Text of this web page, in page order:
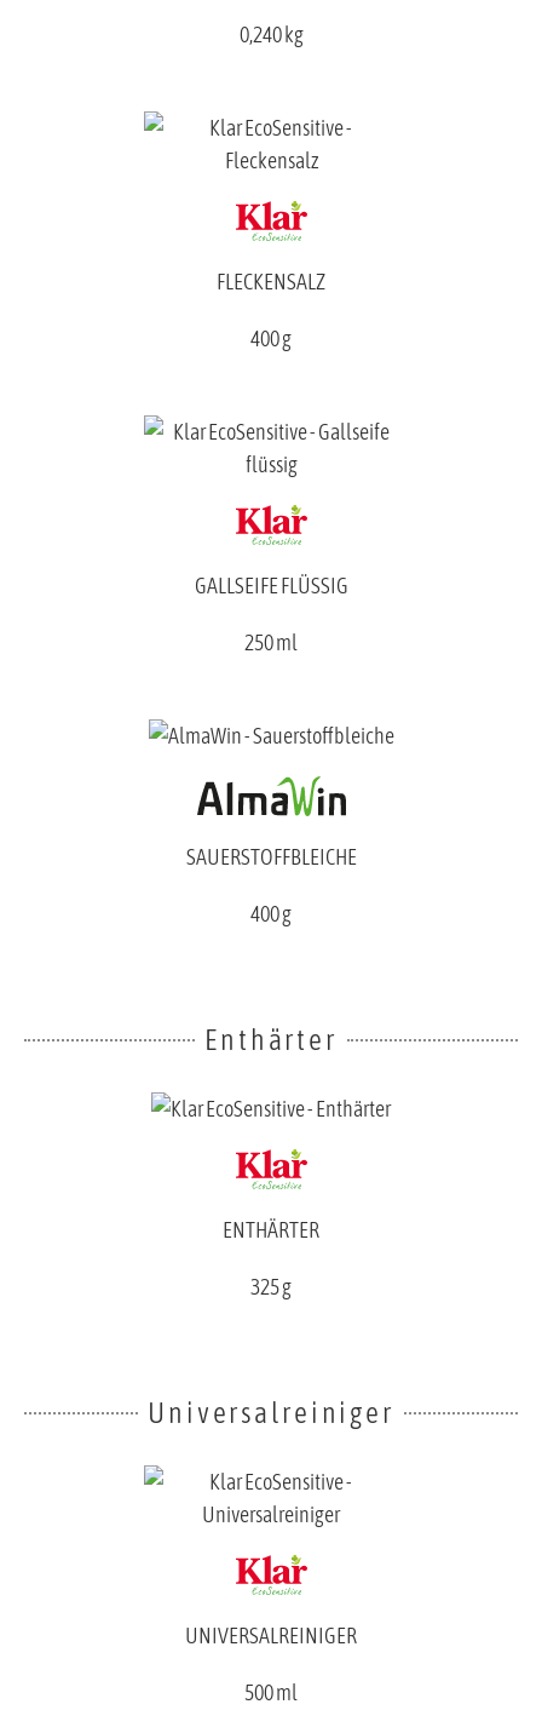
0,240 kg
FLECKENSALZ
400 g
GALLSEIFE FLÜSSIG
250 ml
SAUERSTOFFBLEICHE
400 g
Enthärter
ENTHÄRTER
325 g
Universalreiniger
UNIVERSALREINIGER
500 ml